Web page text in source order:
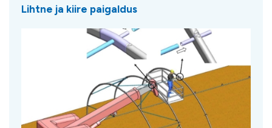
Lihtne ja kiire paigaldus